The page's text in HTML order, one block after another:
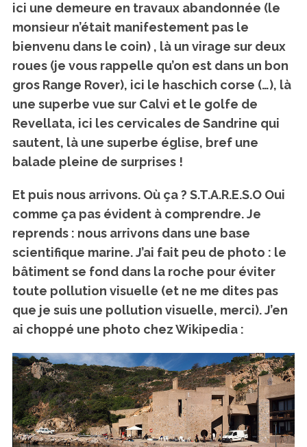
ici une demeure en travaux abandonnée (le
monsieur n’était manifestement pas le
bienvenu dans le coin) , là un virage sur deux
roues (je vous rappelle qu’on est dans un bon
gros Range Rover), ici le haschich corse (…), là
une superbe vue sur Calvi et le golfe de
Revellata, ici les cervicales de Sandrine qui
sautent, là une superbe église, bref une
balade pleine de surprises !
Et puis nous arrivons. Où ça ? S.T.A.R.E.S.OOui
comme ça pas évident à comprendre. Je
reprends : nous arrivons dans une base
scientifique marine. J’ai fait peu de photo : le
bâtiment se fond dans la roche pour éviter
toute pollution visuelle (et ne me dites pas
que je suis une pollution visuelle, merci). J’en
ai choppé une photo chez Wikipedia :